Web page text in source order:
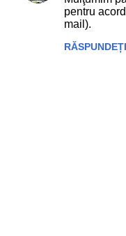
pentru
mail).
RĂSPUNDEȚI